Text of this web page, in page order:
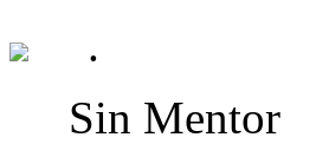
.
Sin Mentor